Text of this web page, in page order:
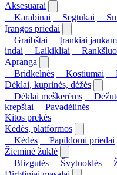
Aksesuarai
Karabinai
Segtukai
Įrangos priedai
Graibštai
Įrankiai
indai
Laikikliai
Apranga
Bridkelnės
Kostiumai
Dėklai, kuprinės, dėžės
Dėklai meškerėms
krepšiai
Pavadėlinės
Kitos prekės
Kėdės, platformos
Kėdės
Papildomi priedai
Žieminė žūklė
Blizgutės
Švytuoklės